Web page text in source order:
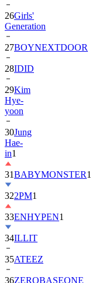
26Girls'
Generation
27BOYNEXTDOOR
28IDID
29Kim
Hye-
yoon
30Jung
Hae-
in1
31BABYMONSTER1
322PM1
33ENHYPEN1
34ILLIT
35ATEEZ
36ZEROBASEONE